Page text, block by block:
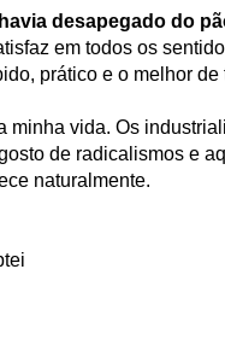
desapegado do
em todos os
prático e o melhor de
minha vida. Os
de radicalismos e
naturalmente.